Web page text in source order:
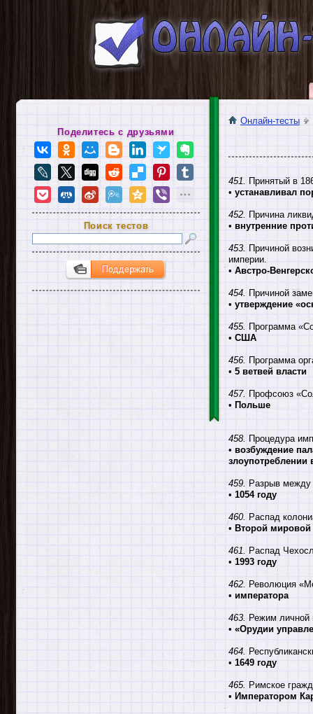
Онлайн-тесты
451.
Принятый в
• устанавливал
452. Причина
• внутренние
453. Причиной
империи.
• Австро-
454. Причиной
• утверждение
455. Программа
• США
456. Программа
• 5 ветвей власти
457. Профсоюз
• Польше
458. Процедура
• возбуждение
злоупотреблении
459. Разрыв между
• 1054 году
460. Распад
• Второй
461.
Распад
• 1993 году
462. Революция
• императора
463. Режим личной
• «Орудии
464.
• 1649 году
465. Римское
• Императором
Поделитесь с друзьями
Поиск тестов